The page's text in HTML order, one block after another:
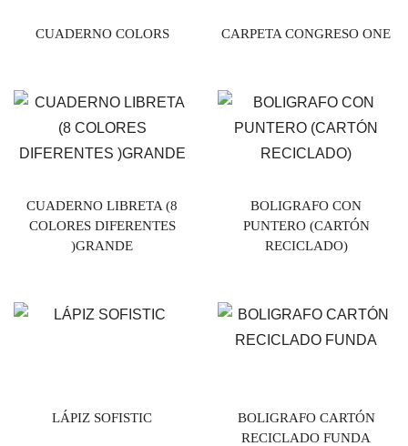
CUADERNO COLORS CARPETA CONGRESO ONE
CUADERNO LIBRETA (8
COLORES DIFERENTES
)GRANDE
BOLIGRAFO CON
PUNTERO (CARTÓN
RECICLADO)
LÁPIZ SOFISTIC
BOLIGRAFO CARTÓN
RECICLADO FUNDA